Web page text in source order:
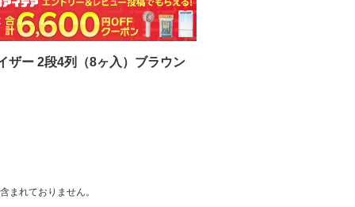
ザー 2段4列（8ヶ入）ブラウン
まれておりません。